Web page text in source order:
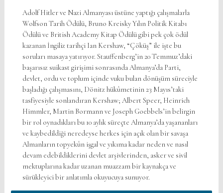
Adolf Hitler ve Nazi Almanyası üstüne yaptığı çalışmalarla
Wolfson Tarih Ödülü, Bruno Kreisky Yılın Politik Kitabı
Ödülü ve British Academy Kitap Ödülü gibi pek çok ödül
kazanan İngiliz tarihçi Ian Kershaw, “Çöküş” ile işte bu
soruları masaya yatırıyor. Stauffenberg’in 20 Temmuz’daki
başarısız suikast girişimi sonrasında Almanya’da Parti,
devlet, ordu ve toplum içinde vuku bulan dönüşüm süreciyle
başladığı çalışmasını, Dönitz hükûmetinin 23 Mayıs’taki
tasfiyesiyle sonlandıran Kershaw; Albert Speer, Heinrich
Himmler, Martin Bormann ve Joseph Goebbels’in belirgin
bir rol oynadıkları bu 10 aylık süreçte Almanya’da yaşananları
ve kaybedildiği neredeyse herkes için açık olan bir savaşa
Almanların topyekûn işgal ve yıkıma kadar neden ve nasıl
devam edebildiklerini devlet arşivlerinden, asker ve sivil
mektuplarına kadar uzanan muazzam bir kaynakça ve
sürükleyici bir anlatımla okuyucuya sunuyor.